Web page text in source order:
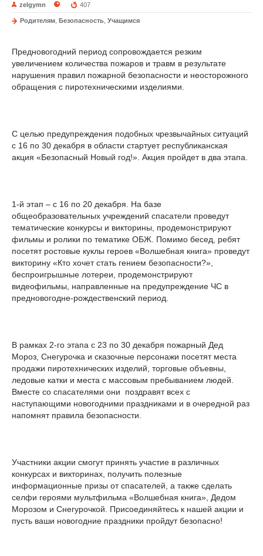
zelgymn 407
Родителям Безопасность Учащимся
Предновогодний период сопровождается резким
увеличением количества пожаров и травм в результате
нарушения правил пожарной безопасности и неосторожного
обращения с пиротехническими изделиями.
С целью предупреждения подобных чрезвычайных ситуаций
с 16 по 30 декабря в области стартует республиканская
акция «Безопасный Новый год!». Акция пройдет в два этапа.
1-й этап – с 16 по 20 декабря. На базе
общеобразовательных учреждений спасатели проведут
тематические конкурсы и викторины, продемонстрируют
фильмы и ролики по тематике ОБЖ. Помимо бесед, ребят
посетят ростовые куклы героев «Волшебная книга» проведут
викторину «Кто хочет стать гением безопасности?»,
беспроигрышные лотереи, продемонстрируют
видеофильмы, направленные на предупреждение ЧС в
предновогодне-рождественский период.
В рамках 2-го этапа с 23 по 30 декабря пожарный Дед
Мороз, Снегурочка и сказочные персонажи посетят места
продажи пиротехнических изделий, торговые объевны,
ледовые катки и места с массовым пребыванием людей.
Вместе со спасателями они поздравят всех с
наступающими новогодними праздниками и в очередной раз
напомнят правила безопасности.
Участники акции смогут принять участие в различных
конкурсах и викторинах, получить полезные
информационные призы от спасателей, а также сделать
селфи героями мультфильма «Волшебная книга», Дедом
Морозом и Снегурочкой. Присоединяйтесь к нашей акции и
пусть ваши новогодние праздники пройдут безопасно!